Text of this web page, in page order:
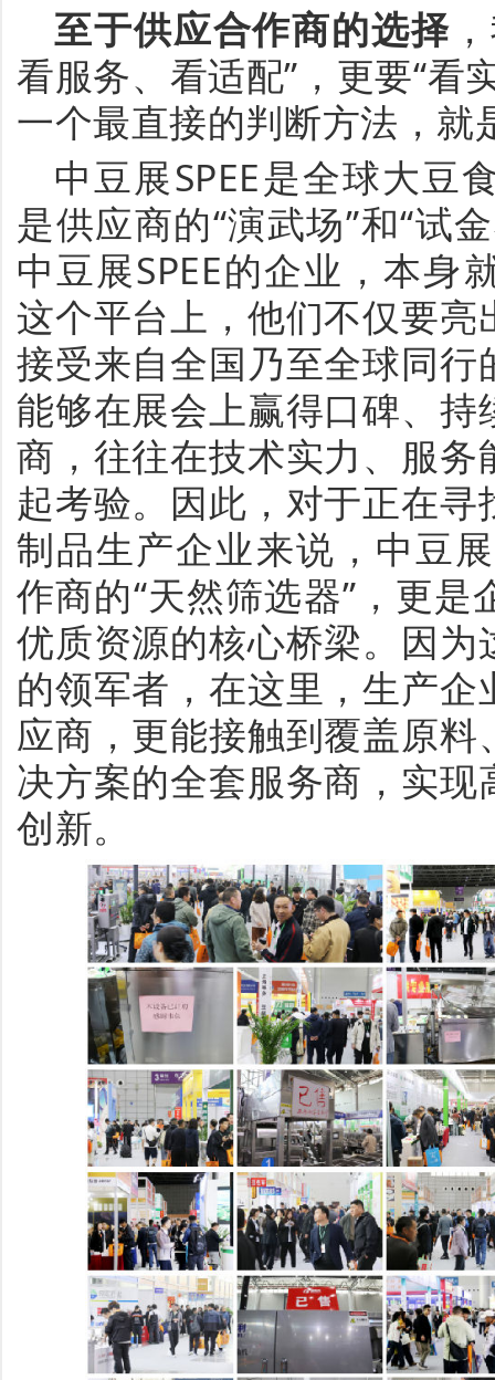
至于供应合作商的选择 ，
看服务、看适配”，更要“看
一个最直接的判断方法，就
中豆展SPEE是全球大豆
是供应商的“演武场”和“试
中豆展SPEE的企业，本身
这个平台上，他们不仅要
接受来自全国乃至全球同
能够在展会上赢得口碑、
商，往往在技术实力、服
起考验。因此，对于正在
制品生产企业来说， 中豆展
作商的“天然筛选器”，更
优质资源的核心桥梁。 因为
的领军者，在这里，生产
应商，更能接触到覆盖原
决方案的全套服务商，实
创新。